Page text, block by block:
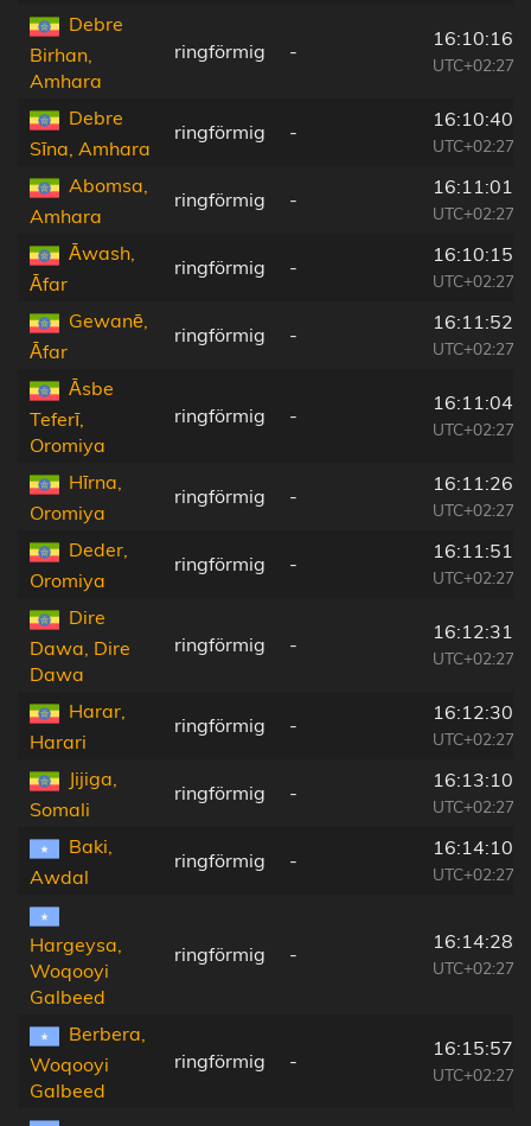
Debre
Birhan,
Amhara
ringförmig -
16:10:16
UTC+02:27
Debre
Sīna, Amhara
ringförmig -
16:10:40
UTC+02:27
Abomsa,
Amhara
ringförmig -
16:11:01
UTC+02:27
Āwash,
Āfar
ringförmig -
16:10:15
UTC+02:27
Gewanē,
Āfar
ringförmig -
16:11:52
UTC+02:27
Āsbe
Teferī,
Oromiya
ringförmig -
16:11:04
UTC+02:27
Hīrna,
Oromiya
ringförmig -
16:11:26
UTC+02:27
Deder,
Oromiya
ringförmig -
16:11:51
UTC+02:27
Dire
Dawa, Dire
Dawa
ringförmig -
16:12:31
UTC+02:27
Harar,
Harari
ringförmig -
16:12:30
UTC+02:27
Jijiga,
Somali
ringförmig -
16:13:10
UTC+02:27
Baki,
Awdal
ringförmig -
16:14:10
UTC+02:27
Hargeysa,
Woqooyi
Galbeed
ringförmig -
16:14:28
UTC+02:27
Berbera,
Woqooyi
Galbeed
ringförmig -
16:15:57
UTC+02:27